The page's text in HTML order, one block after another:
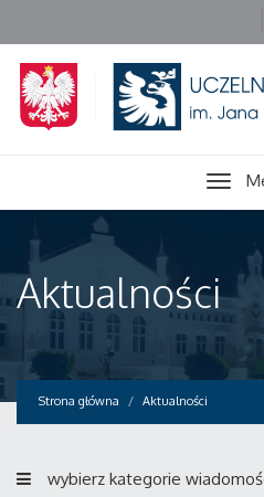
Aktualności
Strona główna Aktualności
wybierz kategorie